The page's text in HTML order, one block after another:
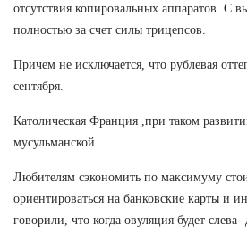
отсутствия копировальных аппаратов. С
полностью за счет силы трицепсов.
Причем не исключается, что рублевая
сентября.
Католическая Франция ,при таком
мусульманской.
Любителям сэкономить по максимуму
ориентироваться на банковские карты и
говорили, что когда овуляция будет